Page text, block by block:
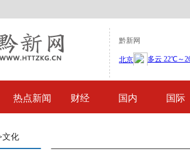
黔新网
热点新闻 财经 国内 国际
文化